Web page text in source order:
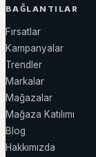
BAĞLANTILAR
Fırsatlar
Kampanyalar
Trendler
Markalar
Mağazalar
Mağaza Katılımı
Blog
Hakkımızda